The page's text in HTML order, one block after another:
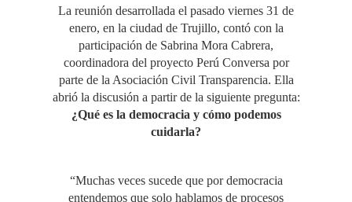
La reunión desarrollada el pasado viernes 31 de
enero, en la ciudad de Trujillo, contó con la
participación de Sabrina Mora Cabrera,
coordinadora del proyecto Perú Conversa por
parte de la Asociación Civil Transparencia. Ella
abrió la discusión a partir de la siguiente pregunta:
¿Qué es la democracia y cómo podemos
cuidarla?
“Muchas veces sucede que por democracia
entendemos que solo hablamos de procesos